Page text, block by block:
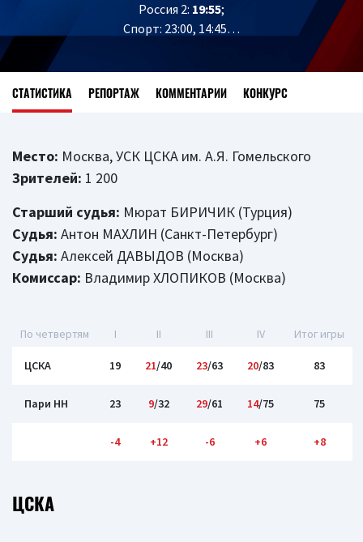
Россия 2: 19:55;
Спорт: 23:00, 14:45…
СТАТИСТИКА РЕПОРТАЖ КОММЕНТАРИИ КОНКУРС
Место: Москва, УСК ЦСКА им. А.Я. Гомельского
Зрителей: 1 200
Старший судья: Мюрат БИРИЧИК (Турция)
Судья: Антон МАХЛИН (Санкт-Петербург)
Судья: Алексей ДАВЫДОВ (Москва)
Комиссар: Владимир ХЛОПИКОВ (Москва)
По четвертям I II III IV Итог игры
ЦСКА 19 21/40 23/63 20/83 83
Пари НН 23 9/32 29/61 14/75 75
-4 +12 -6 +6 +8
ЦСКА